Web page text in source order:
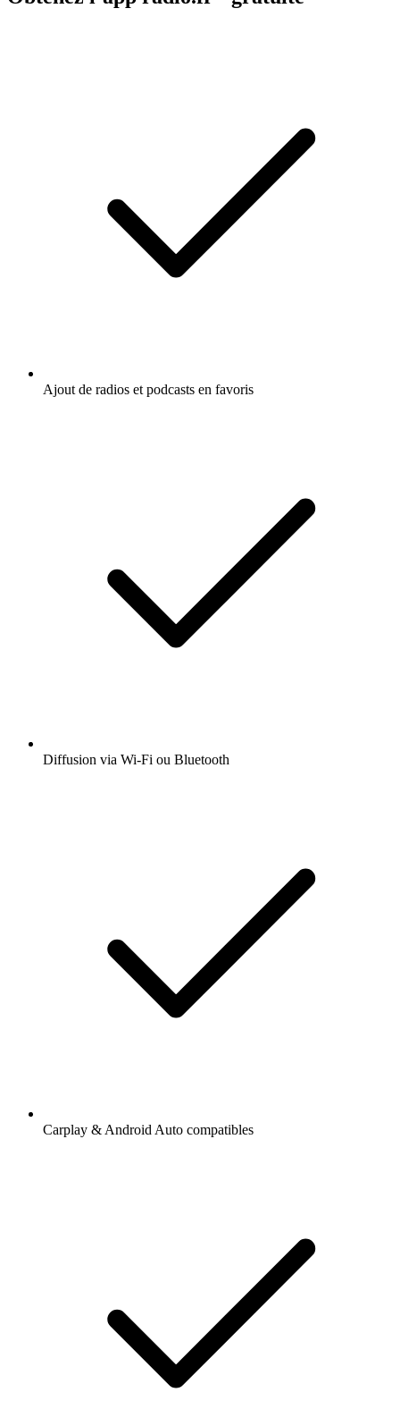
Ajout de radios et podcasts en favoris
Diffusion via Wi-Fi ou Bluetooth
Carplay & Android Auto compatibles